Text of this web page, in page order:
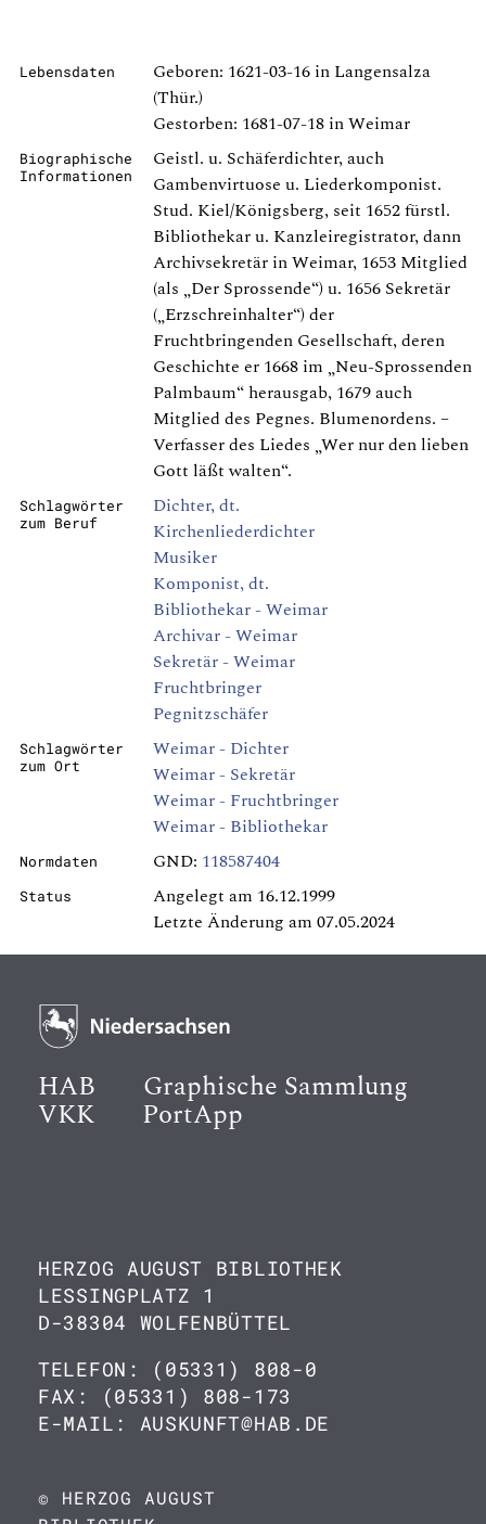
Lebensdaten
Geboren: 1621-03-16 in Langensalza
(Thür.)
Gestorben: 1681-07-18 in Weimar
Biographische
Informationen
Geistl. u. Schäferdichter, auch
Gambenvirtuose u. Liederkomponist.
Stud. Kiel/Königsberg, seit 1652 fürstl.
Bibliothekar u. Kanzleiregistrator, dann
Archivsekretär in Weimar, 1653 Mitglied
(als „Der Sprossende“) u. 1656 Sekretär
(„Erzschreinhalter“) der
Fruchtbringenden Gesellschaft, deren
Geschichte er 1668 im „Neu-Sprossenden
Palmbaum“ herausgab, 1679 auch
Mitglied des Pegnes. Blumenordens. –
Verfasser des Liedes „Wer nur den lieben
Gott läßt walten“.
Schlagwörter
zum Beruf
Dichter, dt.
Kirchenliederdichter
Musiker
Komponist, dt.
Bibliothekar - Weimar
Archivar - Weimar
Sekretär - Weimar
Fruchtbringer
Pegnitzschäfer
Schlagwörter
zum Ort
Weimar - Dichter
Weimar - Sekretär
Weimar - Fruchtbringer
Weimar - Bibliothekar
Normdaten GND: 118587404
Status
Angelegt am 16.12.1999
Letzte Änderung am 07.05.2024
HAB Graphische Sammlung
VKK PortApp
HERZOG AUGUST BIBLIOTHEK
LESSINGPLATZ 1
D-38304 WOLFENBÜTTEL
TELEFON: (05331) 808-0
FAX: (05331) 808-173
E-MAIL: AUSKUNFT@HAB.DE
© HERZOG AUGUST